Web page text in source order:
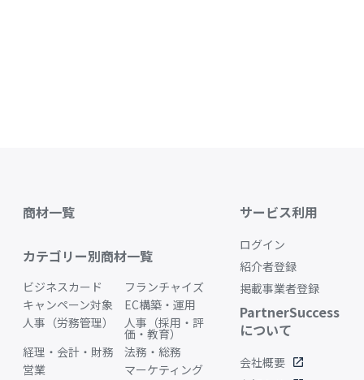
商材一覧
カテゴリー別商材一覧
ビジネスカード
フランチャイズ
キャンペーン対象
EC構築・運用
人事（労務管理）
人事（採用・評
価・教育）
経理・会計・財務
法務・総務
営業
マーケティング
サービス利用
ログイン
紹介者登録
掲載事業者登録
PartnerSuccess
について
会社概要 open_in_new